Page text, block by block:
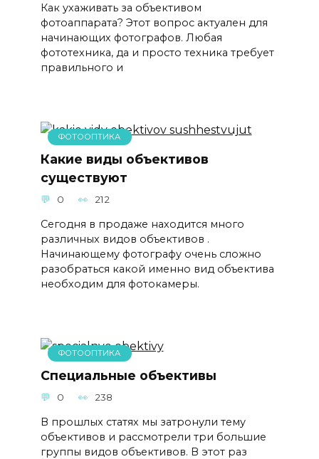
Как ухаживать за объективом
фотоаппарата? Этот вопрос актуален для
начинающих фотографов. Любая
фототехника, да и просто техника требует
правильного и
ФОТООПТИКА
Какие виды объективов
существуют
0 212
Сегодня в продаже находится много
различных видов объективов .
Начинающему фотографу очень сложно
разобраться какой именно вид объектива
необходим для фотокамеры.
ФОТООПТИКА
Специальные объективы
0 238
В прошлых статях мы затронули тему
объективов и рассмотрели три большие
группы видов объективов. В этот раз